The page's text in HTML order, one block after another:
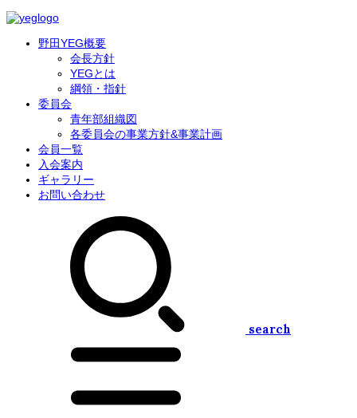
野田YEG概要
会長方針
YEGとは
綱領・指針
委員会
青年部組織図
各委員会の事業方針&事業計画
会員一覧
入会案内
ギャラリー
お問い合わせ
search